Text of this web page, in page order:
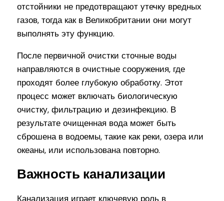
отстойники не предотвращают утечку вредных
газов, тогда как в Великобритании они могут
выполнять эту функцию.
После первичной очистки сточные воды
направляются в очистные сооружения, где
проходят более глубокую обработку. Этот
процесс может включать биологическую
очистку, фильтрацию и дезинфекцию. В
результате очищенная вода может быть
сброшена в водоемы, такие как реки, озера или
океаны, или использована повторно.
Важность канализации
Канализация играет ключевую роль в